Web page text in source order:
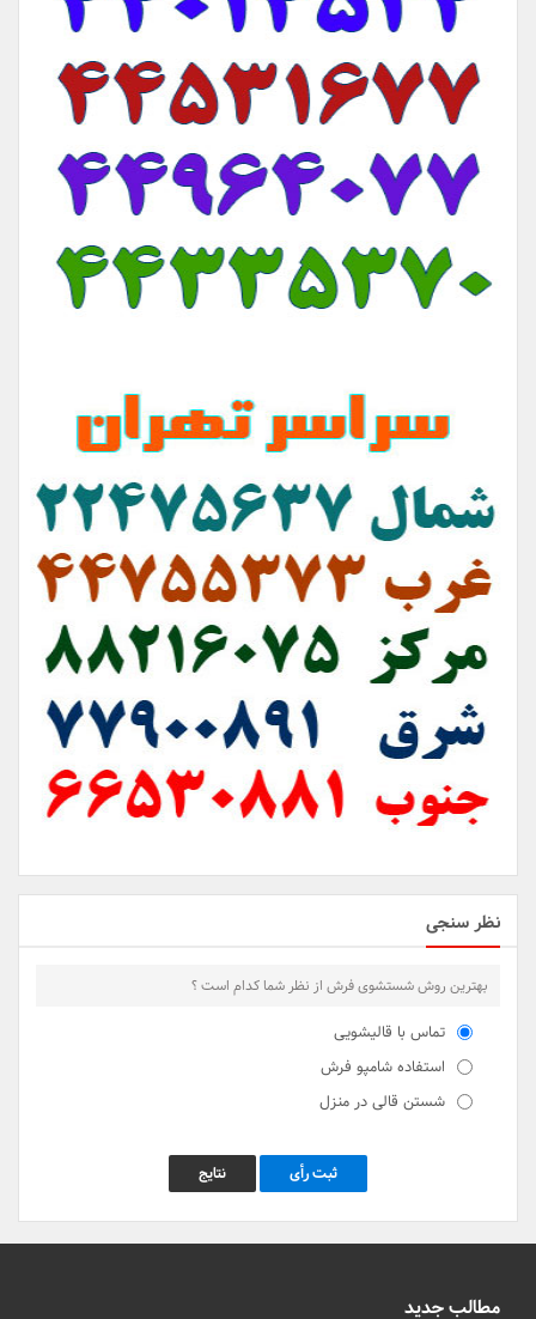
نظر سنجی
بهترین روش شستشوی فرش از نظر شما کدام است ؟
تماس با قالیشویی
استفاده شامپو فرش
شستن قالی در منزل
ثبت رأی نتایج
مطالب جدید